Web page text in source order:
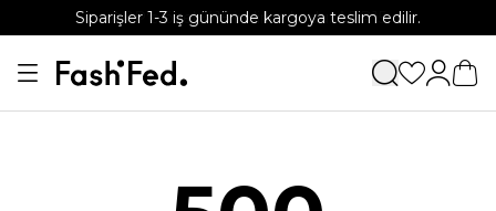
Siparişler 1-3 iş gününde kargoya teslim edilir.
APP'e özel %15 indirim kodu: APP15